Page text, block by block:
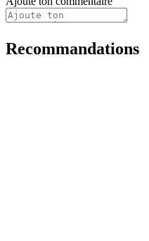
Recommandations